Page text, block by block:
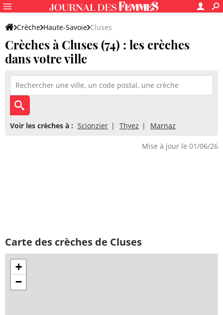
Crèche Haute-Savoie Cluses
Crèches à Cluses (74) : les crèches
dans votre ville
Voir les crèches à : Scionzier Thyez Marnaz
Mise à jour le 01/06/26
Carte des crèches de Cluses
+
−